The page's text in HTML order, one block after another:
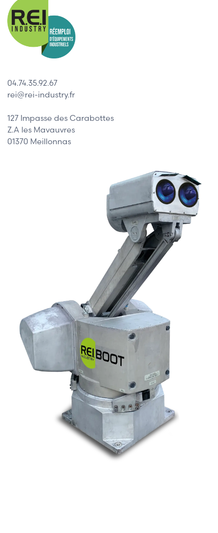
04.74.35.92.67
rei@rei-industry.fr
127 Impasse des Carabottes
Z.A les Mavauvres
01370 Meillonnas